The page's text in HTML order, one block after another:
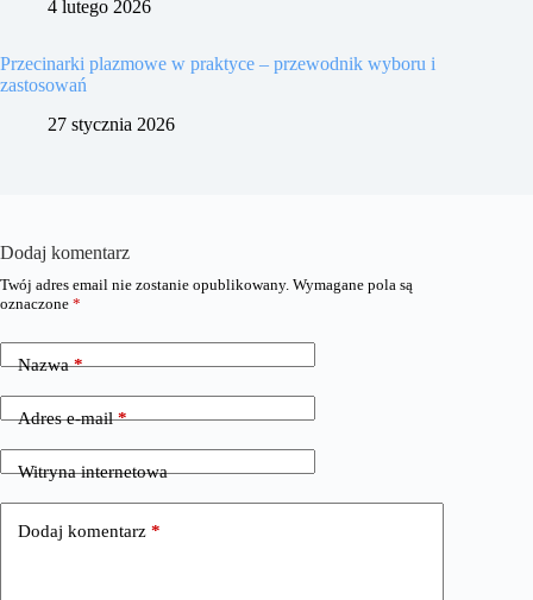
4 lutego 2026
Przecinarki plazmowe w praktyce – przewodnik wyboru i
zastosowań
27 stycznia 2026
Dodaj komentarz
Twój adres email nie zostanie opublikowany. Wymagane pola są
oznaczone *
Nazwa*
Adres e-mail*
Witryna internetowa
Dodaj komentarz *